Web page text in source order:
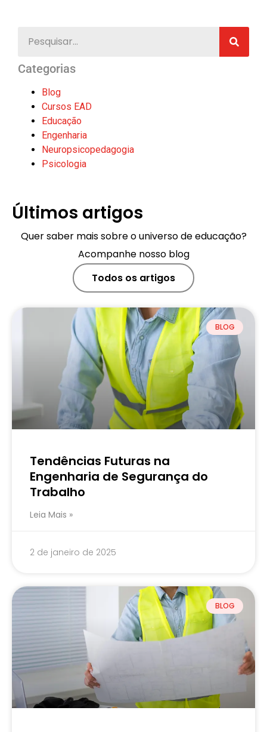
Categorias
Blog
Cursos EAD
Educação
Engenharia
Neuropsicopedagogia
Psicologia
Últimos artigos
Quer saber mais sobre o universo de educação?
Acompanhe nosso blog
Todos os artigos
BLOG
Tendências Futuras na
Engenharia de Segurança do
Trabalho
Leia Mais »
2 de janeiro de 2025
BLOG